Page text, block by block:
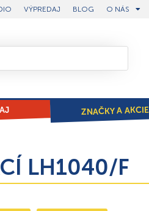
VÝPREDAJ BLOG O NÁS
ZNAČKY A AKCIE
LH1040/F